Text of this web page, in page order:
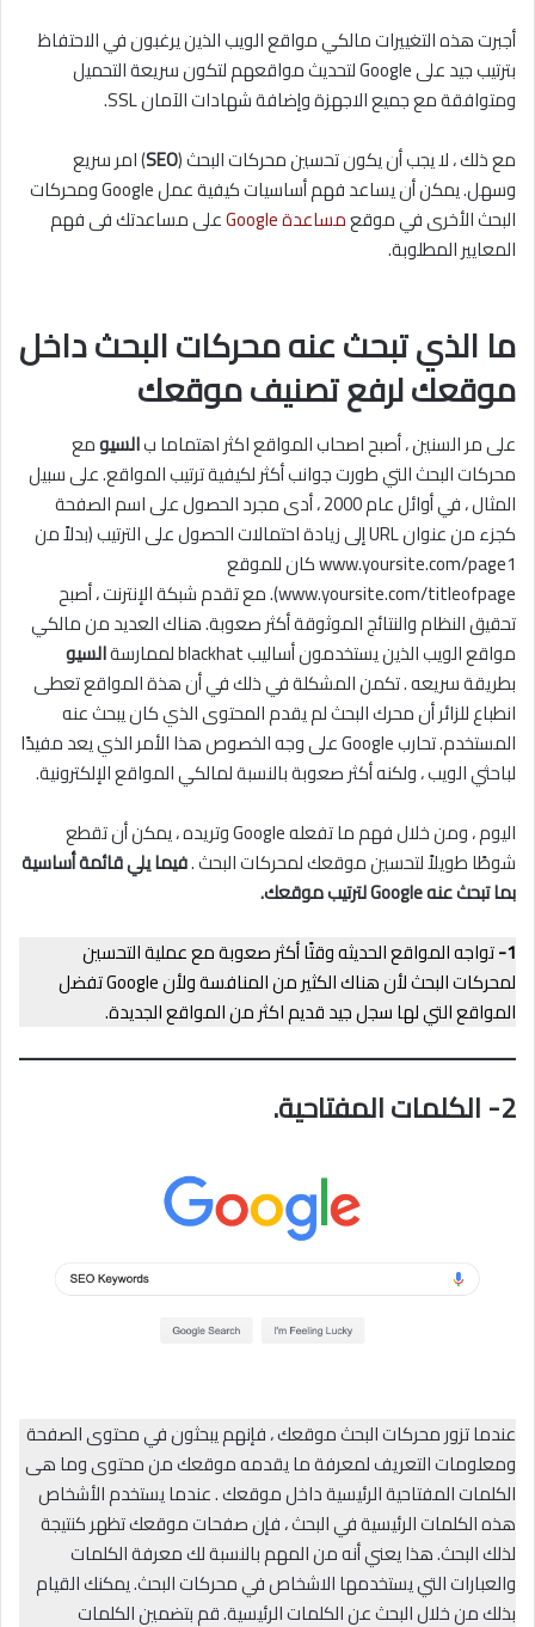
أجبرت هذه التغييرات مالكي مواقع الويب الذين يرغبون في الاحتفاظ
بترتيب جيد على Google لتحديث مواقعهم لتكون سريعة التحميل
ومتوافقة مع جميع الاجهزة وإضافة شهادات الآمان SSL.
مع ذلك ، لا يجب أن يكون تحسين محركات البحث (SEO) امر سريع
وسهل. يمكن أن يساعد فهم أساسيات كيفية عمل Google ومحركات
البحث الأخرى في موقعمساعدة Google
على مساعدتك فى فهم
المعايير المطلوبة.
ما الذي تبحث عنه محركات البحث داخل
موقعك لرفع تصنيف موقعك
على مر السنين ، أصبح اصحاب المواقع اكثر اهتماما بالسيومع
محركات البحث التي طورت جوانب أكثر لكيفية ترتيب المواقع. على سبيل
المثال ، في أوائل عام 2000 ، أدى مجرد الحصول على اسم الصفحة
كجزء من عنوان URL إلى زيادة احتمالات الحصول على الترتيب (بدلاً من
www.yoursite.com/page1 كان للموقع
www.yoursite.com/titleofpage). مع تقدم شبكة الإنترنت ، أصبح
تحقيق النظام والنتائج الموثوقة أكثر صعوبة. هناك العديد من مالكي
مواقع الويب الذين يستخدمون أساليب blackhat لممارسة
السيو
بطريقة سريعه . تكمن المشكلة في ذلك في أن هذة المواقع تعطى
انطباع للزائر أن محرك البحث لم يقدم المحتوى الذي كان يبحث عنه
المستخدم. تحارب Google على وجه الخصوص هذا الأمر الذي يعد مفيدًا
لباحثي الويب ، ولكنه أكثر صعوبة بالنسبة لمالكي المواقع الإلكترونية.
اليوم ، ومن خلال فهم ما تفعله Google وتريده ، يمكن أن تقطع
شوطًا طويلاً لتحسين موقعك لمحركات البحث .فيما يلي قائمة أساسية
بما تبحث عنه Google لترتيب موقعك.
1- تواجه المواقع الحديثه وقتًا أكثر صعوبة مع عملية التحسين
لمحركات البحث لأن هناك الكثير من المنافسة ولأن Google تفضل
المواقع التي لها سجل جيد قديم اكثر من المواقع الجديدة.
2- الكلمات المفتاحية.
عندما تزور محركات البحث موقعك ، فإنهم يبحثون في محتوى الصفحة
ومعلومات التعريف لمعرفة ما يقدمه موقعك من محتوى وما هى
الكلمات المفتاحية الرئيسية داخل موقعك . عندما يستخدم الأشخاص
هذه الكلمات الرئيسية في البحث ، فإن صفحات موقعك تظهر كنتيجة
لذلك البحث. هذا يعني أنه من المهم بالنسبة لك معرفة الكلمات
والعبارات التي يستخدمها الاشخاص في محركات البحث. يمكنك القيام
بذلك من خلال البحث عن الكلمات الرئيسية. قم بتضمين الكلمات